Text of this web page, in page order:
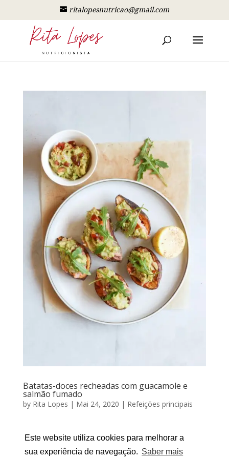
Este website utiliza cookies para melhorar a
sua experiência de navegação. Saber mais
ritalopesnutricao@gmail.com
Batatas-doces recheadas com guacamole e
salmão fumado
by Rita Lopes | Mai 24, 2020 | Refeições principais
fumado Por RITA LOPES | Maio 24, 2020 Hoje o meu
almoço teve sabor a verão: sabores leves, frescos e a